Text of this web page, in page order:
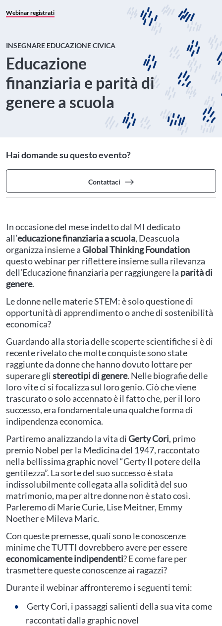
Webinar registrati
INSEGNARE EDUCAZIONE CIVICA
Educazione
finanziaria e parità di
genere a scuola
Hai domande su questo evento?
Contattaci
In occasione del mese indetto dal MI dedicato
all’educazione finanziaria a scuola, Deascuola
organizza insieme aGlobal Thinking Foundation
questo webinar per riflettere insieme sulla rilevanza
dell’Educazione finanziaria per raggiungere la parità di
genere.
Le donne nelle materie STEM: è solo questione di
opportunità di apprendimento o anche di sostenibilità
economica?
Guardando alla storia delle scoperte scientifiche si è di
recente rivelato che molte conquiste sono state
raggiunte da donne che hanno dovuto lottare per
superare glistereotipi di genere. Nelle biografie delle
loro vite ci si focalizza sul loro genio. Ciò che viene
trascurato o solo accennato è il fatto che, per il loro
successo, era fondamentale una qualche forma di
indipendenza economica.
Partiremo analizzando la vita diGerty Cori, primo
premio Nobel per la Medicina del 1947, raccontato
nella bellissima graphic novel “Gerty Il potere della
gentilezza”. La sorte del suo successo è stata
indissolubilmente collegata alla solidità del suo
matrimonio, ma per altre donne non è stato così.
Parleremo di Marie Curie, Lise Meitner, Emmy
Noether e Mileva Maric.
Con queste premesse, quali sono le conoscenze
minime che TUTTI dovrebbero avere per essere
economicamente indipendenti? E come fare per
trasmettere queste conoscenze ai ragazzi?
Durante il webinar affronteremo i seguenti temi:
Gerty Cori, i passaggi salienti della sua vita come
raccontati dalla graphic novel